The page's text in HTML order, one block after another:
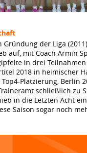
Gründung der Liga
auf, mit Coach Armin
in drei Teilnahmen
2018 in heimischer
Platzierung, Berlin
schließlich zu
in die Letzten Acht
Saison sogar noch